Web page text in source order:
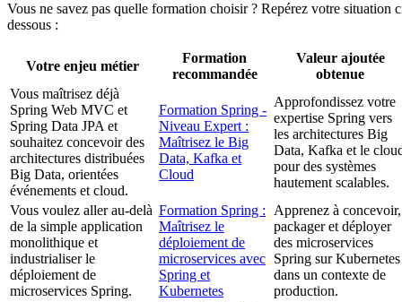
Vous ne savez pas quelle formation choisir ? Repérez votre situation
dessous :
Votre enjeu métier
Formation
recommandée
Valeur ajoutée
obtenue
Vous maîtrisez déjà
Spring Web MVC et
Spring Data JPA et
souhaitez concevoir des
architectures distribuées
Big Data, orientées
événements et cloud.
Formation Spring -
Niveau Expert :
Maîtrisez le Big
Data, Kafka et
Cloud
Approfondissez votre
expertise Spring vers
les architectures Big
Data, Kafka et le
pour des systèmes
hautement scalables.
Vous voulez aller au-delà
de la simple application
monolithique et
industrialiser le
déploiement de
microservices Spring.
Formation Spring :
Maîtrisez le
déploiement de
microservices avec
Spring et
Kubernetes
Apprenez à concevoir,
packager et déployer
des microservices
Spring sur Kubernetes
dans un contexte de
production.